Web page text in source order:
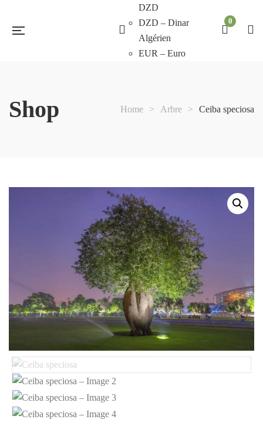
DZD
DZD – Dinar
Algérien
EUR – Euro
0
Shop Home > Arbre > Ceiba speciosa